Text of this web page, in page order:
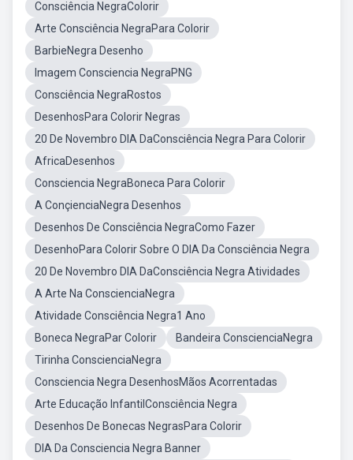
Consciência NegraColorir
Arte Consciência NegraPara Colorir
BarbieNegra Desenho
Imagem Consciencia NegraPNG
Consciência NegraRostos
DesenhosPara Colorir Negras
20 De Novembro DIA DaConsciência Negra Para Colorir
AfricaDesenhos
Consciencia NegraBoneca Para Colorir
A ConçienciaNegra Desenhos
Desenhos De Consciência NegraComo Fazer
DesenhoPara Colorir Sobre O DIA Da Consciência Negra
20 De Novembro DIA DaConsciência Negra Atividades
A Arte Na ConscienciaNegra
Atividade Consciência Negra1 Ano
Boneca NegraPar Colorir
Bandeira ConscienciaNegra
Tirinha ConscienciaNegra
Consciencia Negra DesenhosMãos Acorrentadas
Arte Educação InfantilConsciência Negra
Desenhos De Bonecas NegrasPara Colorir
DIA Da Consciencia Negra Banner